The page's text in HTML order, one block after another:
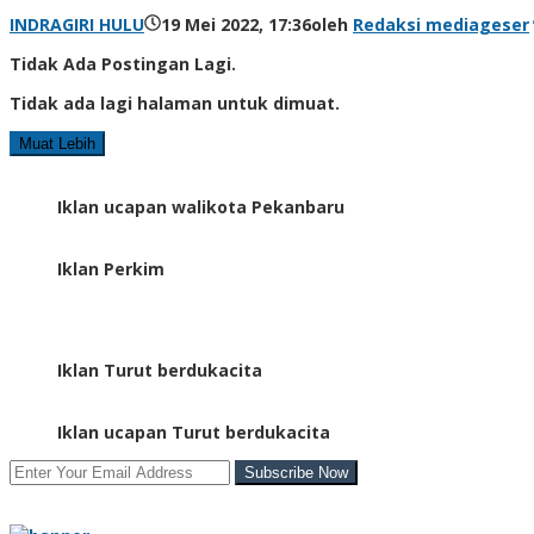
INDRAGIRI HULU
19 Mei 2022, 17:36oleh Redaksi mediageser
Tidak Ada Postingan Lagi.
Tidak ada lagi halaman untuk dimuat.
Muat Lebih
Iklan ucapan walikota Pekanbaru
Iklan Perkim
Iklan Turut berdukacita
Iklan ucapan Turut berdukacita